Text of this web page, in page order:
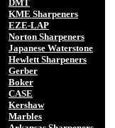
DMT
KME Sharpeners
EZE-LAP
Norton Sharpeners
Japanese Waterstone
Hewlett Sharpeners
Gerber
Boker
CASE
Kershaw
Marbles